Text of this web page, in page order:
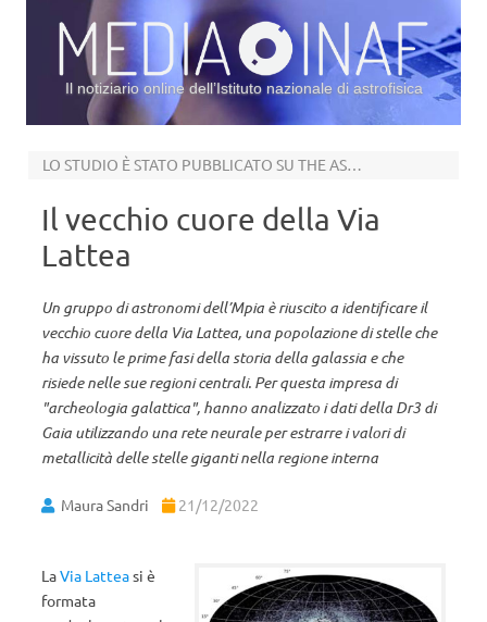
Il notiziario online dell’Istituto nazionale di astrofisica
LO STUDIO È STATO PUBBLICATO SU THE ASTROPHYSICAL JOURNAL
Il vecchio cuore della Via
Lattea
Un gruppo di astronomi dell’Mpia è riuscito a identificare il
vecchio cuore della Via Lattea, una popolazione di stelle che
ha vissuto le prime fasi della storia della galassia e che
risiede nelle sue regioni centrali. Per questa impresa di
"archeologia galattica", hanno analizzato i dati della Dr3 di
Gaia utilizzando una rete neurale per estrarre i valori di
metallicità delle stelle giganti nella regione interna
Maura Sandri 21/12/2022
LaVia Latteasi è
formata